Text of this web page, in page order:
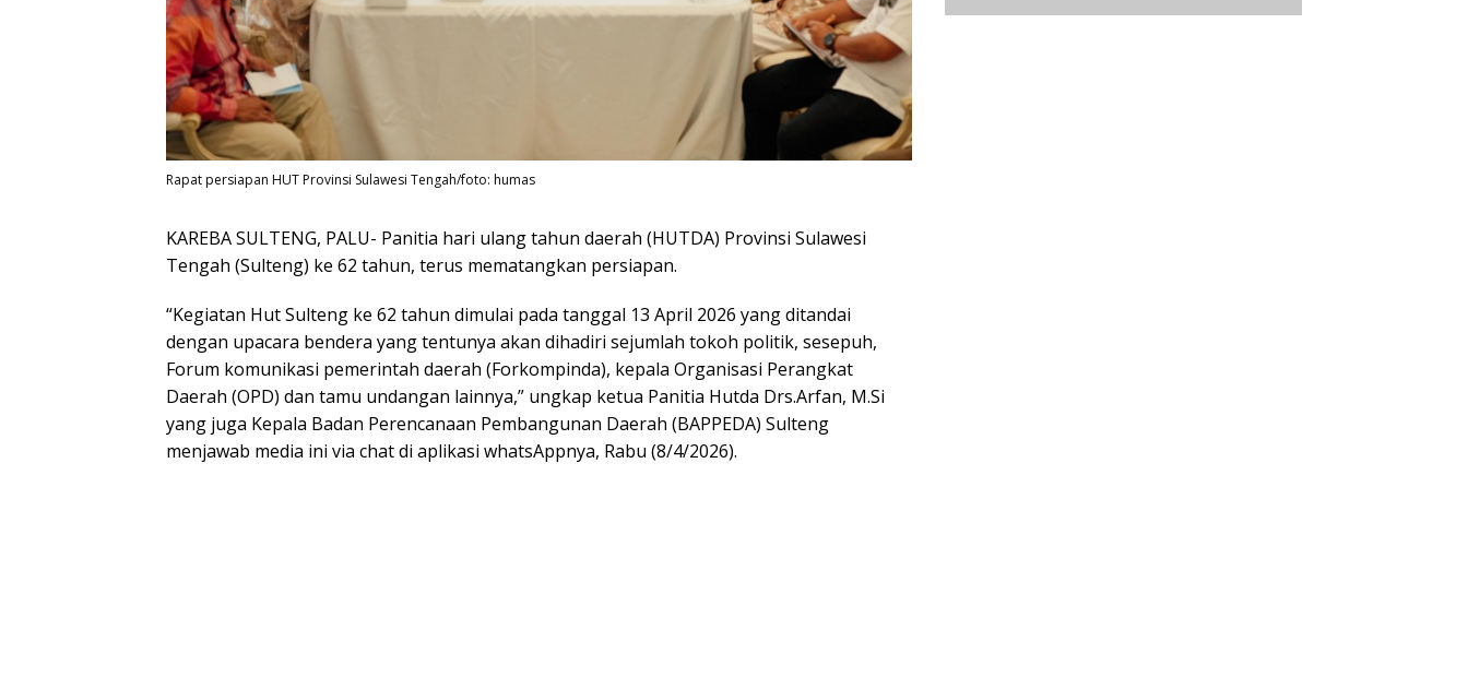
Rapat persiapan HUT Provinsi Sulawesi Tengah/foto: humas
KAREBA SULTENG, PALU- Panitia hari ulang tahun daerah (HUTDA) Provinsi Sulawesi
Tengah (Sulteng) ke 62 tahun, terus mematangkan persiapan.
“Kegiatan Hut Sulteng ke 62 tahun dimulai pada tanggal 13 April 2026 yang ditandai
dengan upacara bendera yang tentunya akan dihadiri sejumlah tokoh politik, sesepuh,
Forum komunikasi pemerintah daerah (Forkompinda), kepala Organisasi Perangkat
Daerah (OPD) dan tamu undangan lainnya,” ungkap ketua Panitia Hutda Drs.Arfan, M.Si
yang juga Kepala Badan Perencanaan Pembangunan Daerah (BAPPEDA) Sulteng
menjawab media ini via chat di aplikasi whatsAppnya, Rabu (8/4/2026).